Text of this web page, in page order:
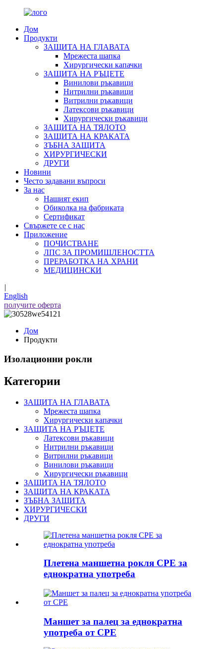
Дом
Продукти
ЗАЩИТА НА ГЛАВАТА
Мрежеста шапка
Хирургически капачки
ЗАЩИТА НА РЪЦЕТЕ
Винилови ръкавици
Нитрилни ръкавици
Витрилни ръкавици
Латексови ръкавици
Хирургически ръкавици
ЗАЩИТА НА ТЯЛОТО
ЗАЩИТА НА КРАКАТА
ЗЪБНА ЗАЩИТА
ХИРУРГИЧЕСКИ
ДРУГИ
Новини
Често задавани въпроси
За нас
Нашият екип
Обиколка на фабриката
Сертификат
Свържете се с нас
Приложение
ПОЧИСТВАНЕ
ЛПС ЗА ПРОМИШЛЕНОСТТА
ПРЕРАБОТКА НА ХРАНИ
МЕДИЦИНСКИ
|
English
получите оферта
Дом
Продукти
Изолационни рокли
Категории
ЗАЩИТА НА ГЛАВАТА
Мрежеста шапка
Хирургически капачки
ЗАЩИТА НА РЪЦЕТЕ
Латексови ръкавици
Нитрилни ръкавици
Витрилни ръкавици
Винилови ръкавици
Хирургически ръкавици
ЗАЩИТА НА ТЯЛОТО
ЗАЩИТА НА КРАКАТА
ЗЪБНА ЗАЩИТА
ХИРУРГИЧЕСКИ
ДРУГИ
Плетена маншетна рокля CPE за
еднократна употреба
Маншет за палец за еднократна
употреба от CPE